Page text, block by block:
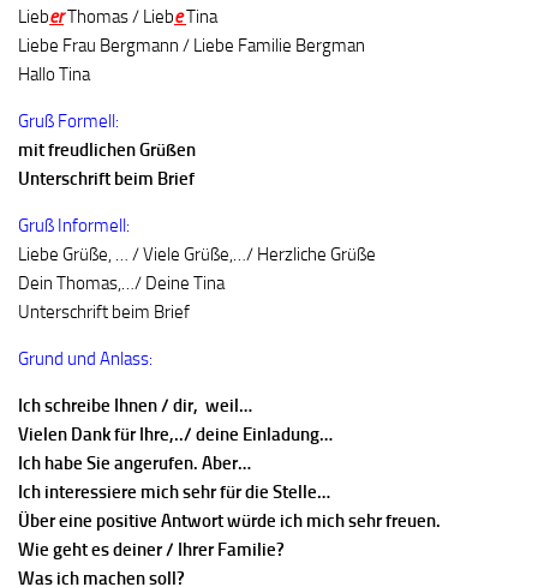
LieberThomas / LiebeTina
Liebe Frau Bergmann / Liebe Familie Bergman
Hallo Tina
Gruß Formell:
mit freudlichen Grüßen
Unterschrift beim Brief
Gruß Informell:
Liebe Grüße, … / Viele Grüße,…/ Herzliche Grüße
Dein Thomas,…/ Deine Tina
Unterschrift beim Brief
Grund und Anlass:
Ich schreibe Ihnen / dir, weil…
Vielen Dank für Ihre,../ deine Einladung…
Ich habe Sie angerufen. Aber…
Ich interessiere mich sehr für die Stelle…
Über eine positive Antwort würde ich mich sehr freuen.
Wie geht es deiner / Ihrer Familie?
Was ich machen soll?